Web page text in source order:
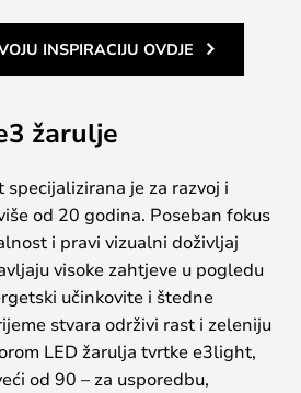
INSPIRACIJU OVDJE
žarulje
je za razvoj i
od 20 godina. Poseban fokus
i pravi vizualni doživljaj
visoke zahtjeve u pogledu
učinkovite i štedne
stvara održivi rast i zeleniju
LED žarulja tvrtke e3light,
od 90 – za usporedbu,